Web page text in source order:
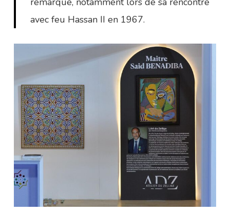
avec feu Hassan II en 1967.